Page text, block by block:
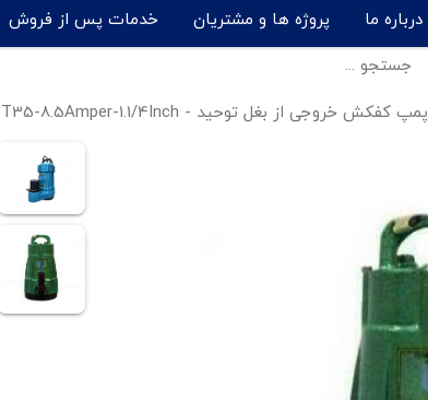
درباره ما پروژه ها و مشتریان خدمات پس از فروش
پمپ کفکش خروجی از بغل توحید - T35-8.5Amper-1.1/4Inch